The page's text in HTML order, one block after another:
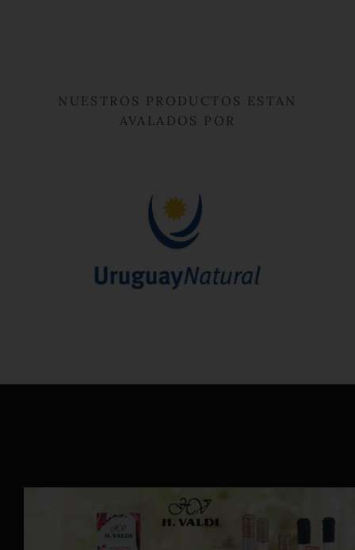
NUESTROS PRODUCTOS ESTAN
AVALADOS POR